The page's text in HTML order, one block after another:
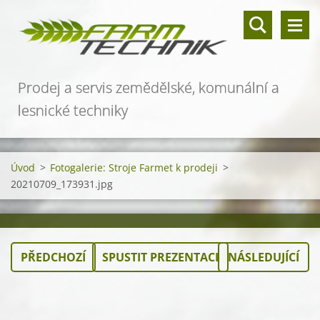
Prodej a servis zemědělské, komunální a
lesnické techniky
Úvod > Fotogalerie: Stroje Farmet k prodeji >
20210709_173931.jpg
PŘEDCHOZÍ SPUSTIT PREZENTACI NÁSLEDUJÍCÍ